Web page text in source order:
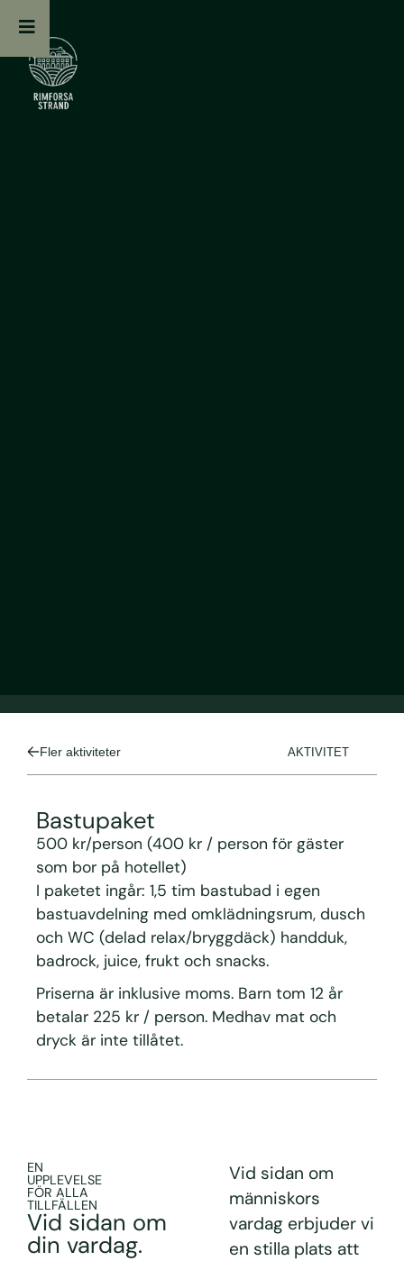
Fler aktiviteter AKTIVITET
Bastupaket
500 kr/person (400 kr / person för gäster
som bor på hotellet)
I paketet ingår: 1,5 tim bastubad i egen
bastuavdelning med omklädningsrum, dusch
och WC (delad relax/bryggdäck) handduk,
badrock, juice, frukt och snacks.
Priserna är inklusive moms. Barn tom 12 år
betalar 225 kr / person. Medhav mat och
dryck är inte tillåtet.
EN
UPPLEVELSE
FÖR ALLA
TILLFÄLLEN
Vid sidan om
din vardag.
Vid sidan om
människors
vardag erbjuder vi
en stilla plats att